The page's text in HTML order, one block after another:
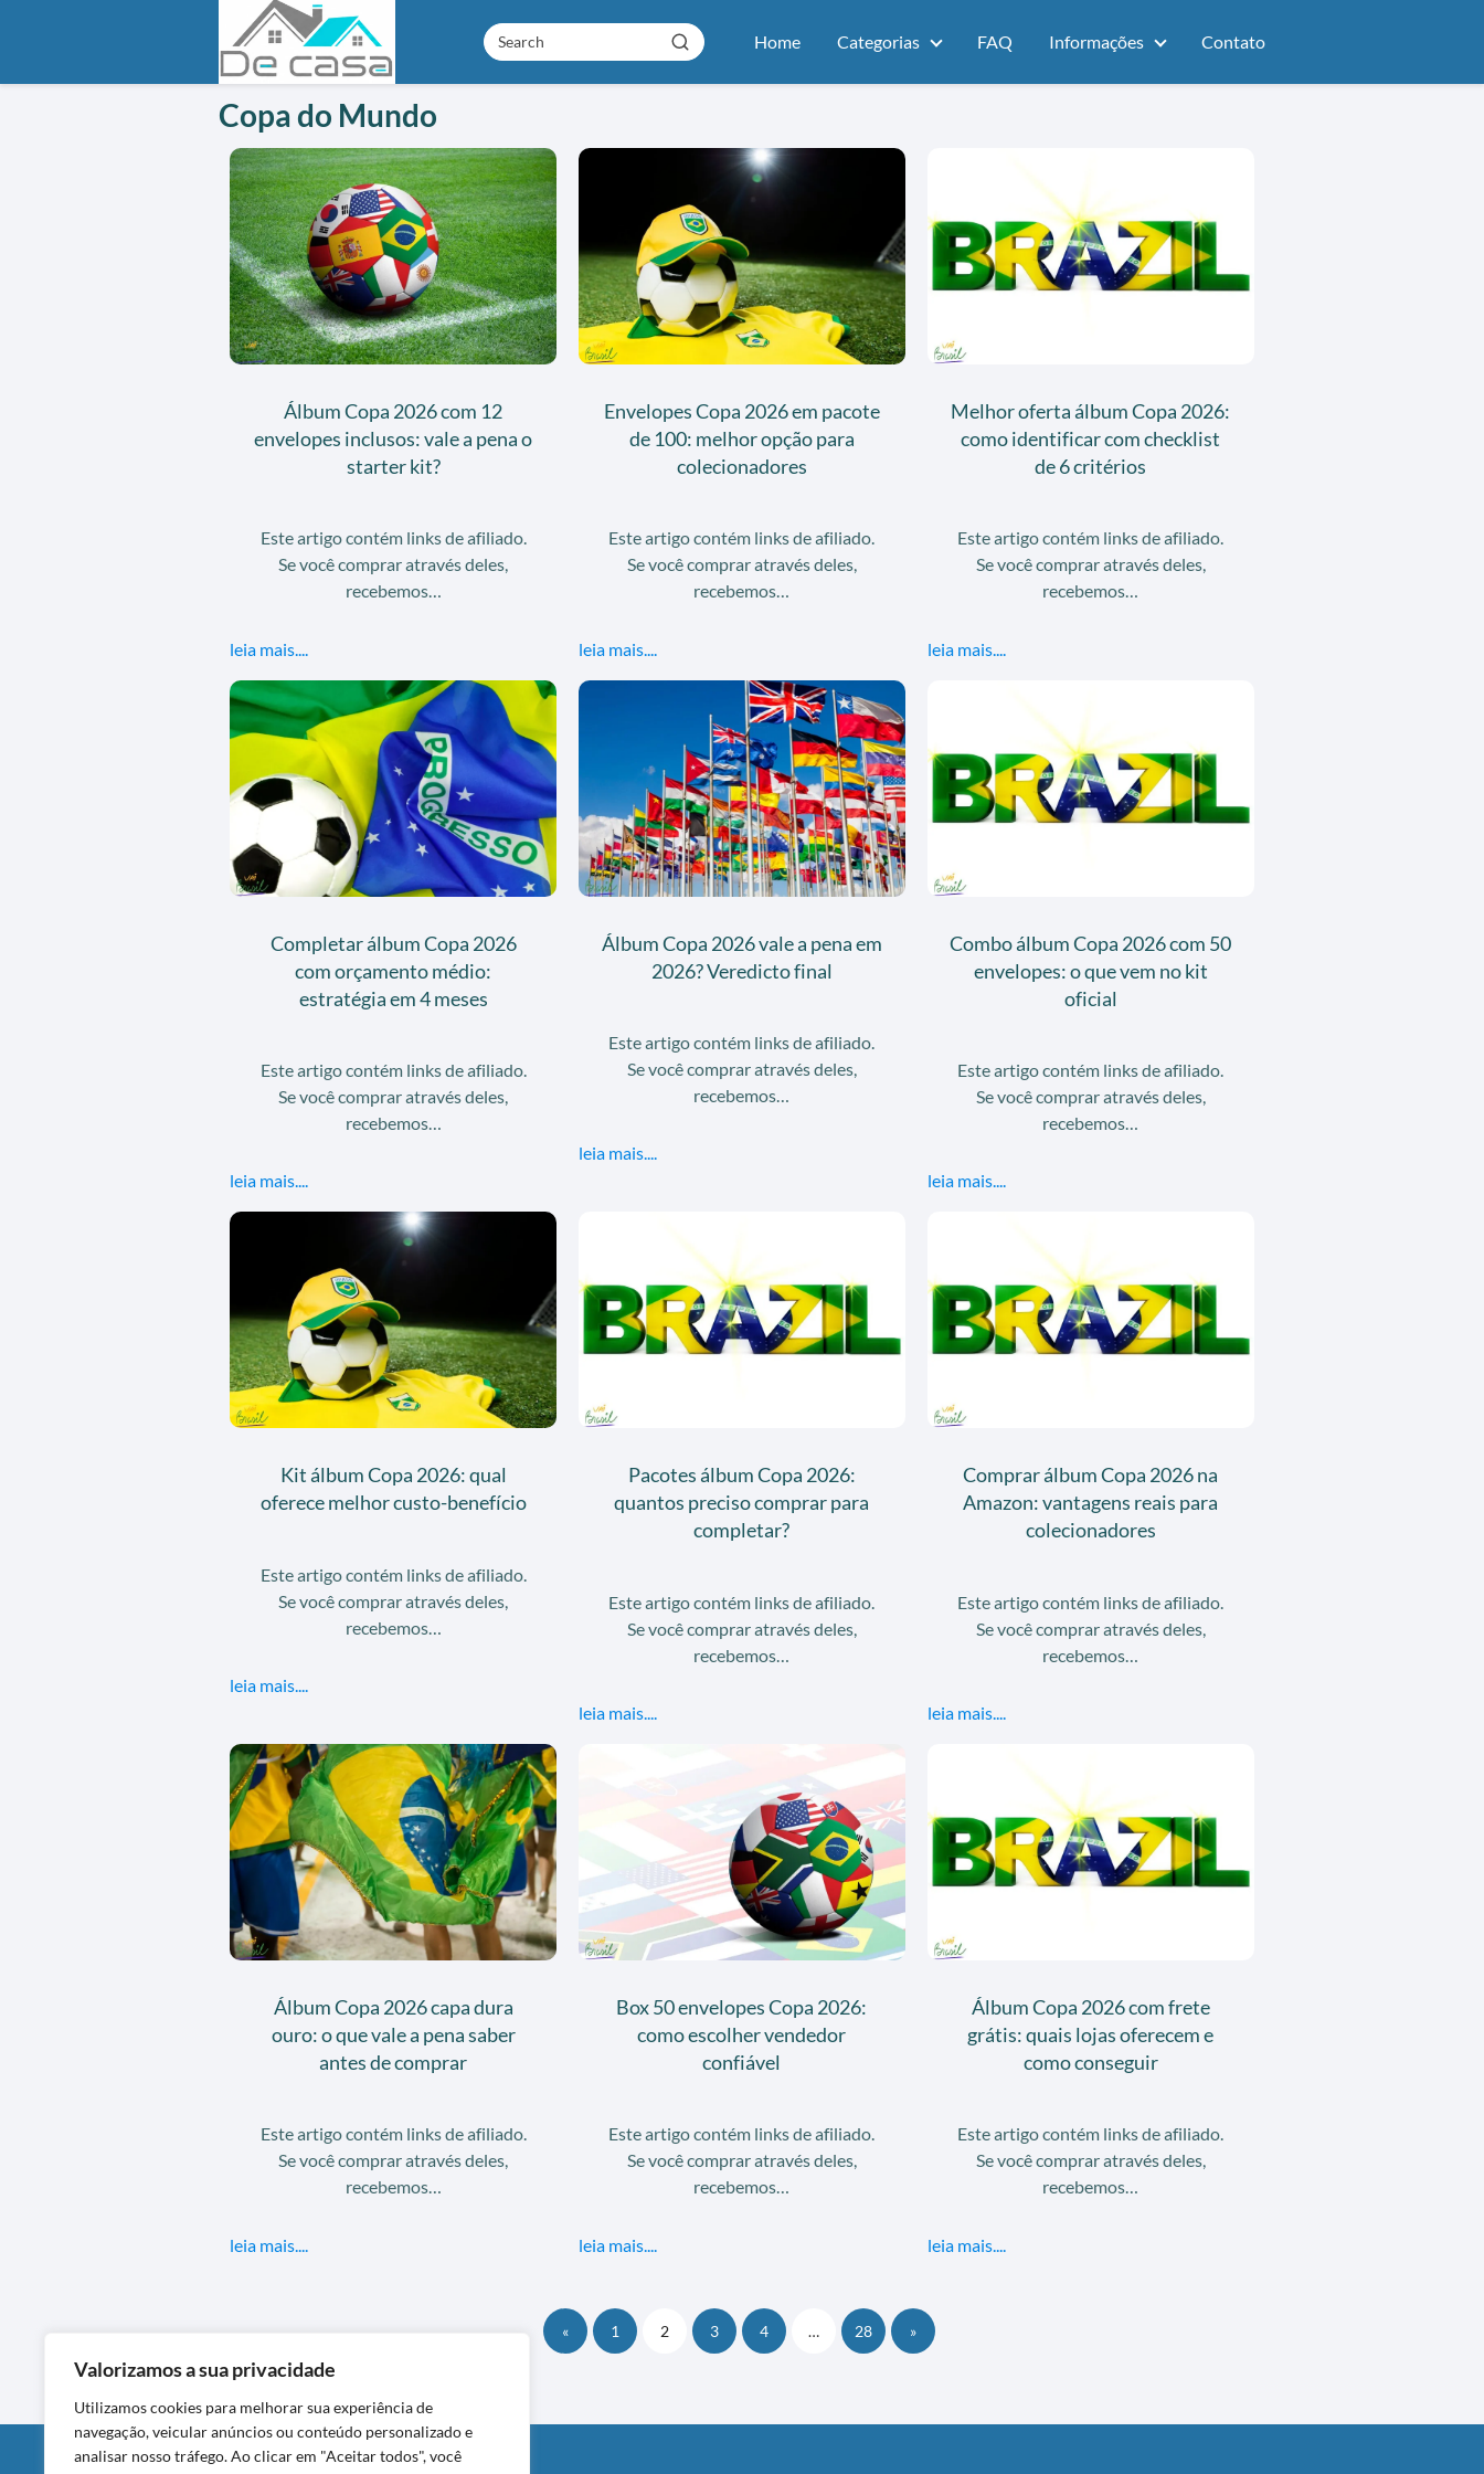
Valorizamos a sua privacidade
Utilizamos cookies para melhorar sua experiência de
navegação, veicular anúncios ou conteúdo personalizado e
analisar nosso tráfego. Ao clicar em "Aceitar todos", você
Home Categorias FAQ Informações Contato
Copa do Mundo
Álbum Copa 2026 com 12
envelopes inclusos: vale a pena o
starter kit?
Este artigo contém links de afiliado.
Se você comprar através deles,
recebemos…
leia mais....
Envelopes Copa 2026 em pacote
de 100: melhor opção para
colecionadores
Este artigo contém links de afiliado.
Se você comprar através deles,
recebemos…
leia mais....
Melhor oferta álbum Copa 2026:
como identificar com checklist
de 6 critérios
Este artigo contém links de afiliado.
Se você comprar através deles,
recebemos…
leia mais....
Completar álbum Copa 2026
com orçamento médio:
estratégia em 4 meses
Este artigo contém links de afiliado.
Se você comprar através deles,
recebemos…
leia mais....
Álbum Copa 2026 vale a pena em
2026? Veredicto final
Este artigo contém links de afiliado.
Se você comprar através deles,
recebemos…
leia mais....
Combo álbum Copa 2026 com 50
envelopes: o que vem no kit
oficial
Este artigo contém links de afiliado.
Se você comprar através deles,
recebemos…
leia mais....
Kit álbum Copa 2026: qual
oferece melhor custo-benefício
Este artigo contém links de afiliado.
Se você comprar através deles,
recebemos…
leia mais....
Pacotes álbum Copa 2026:
quantos preciso comprar para
completar?
Este artigo contém links de afiliado.
Se você comprar através deles,
recebemos…
leia mais....
Comprar álbum Copa 2026 na
Amazon: vantagens reais para
colecionadores
Este artigo contém links de afiliado.
Se você comprar através deles,
recebemos…
leia mais....
Álbum Copa 2026 capa dura
ouro: o que vale a pena saber
antes de comprar
Este artigo contém links de afiliado.
Se você comprar através deles,
recebemos…
leia mais....
Box 50 envelopes Copa 2026:
como escolher vendedor
confiável
Este artigo contém links de afiliado.
Se você comprar através deles,
recebemos…
leia mais....
Álbum Copa 2026 com frete
grátis: quais lojas oferecem e
como conseguir
Este artigo contém links de afiliado.
Se você comprar através deles,
recebemos…
leia mais....
« 1 2 3 4 … 28 »